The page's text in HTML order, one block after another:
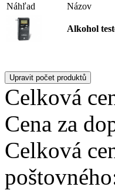
Náhľad Názov
Alkohol
Celková
Cena za
Celková